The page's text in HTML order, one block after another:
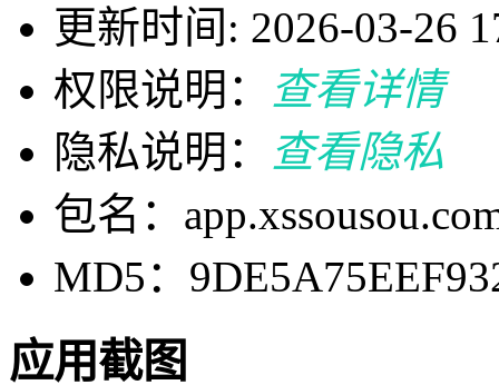
更新时间: 2026-03-26
权限说明：
查看详情
隐私说明：
查看隐私
包名：
MD5：
应用截图